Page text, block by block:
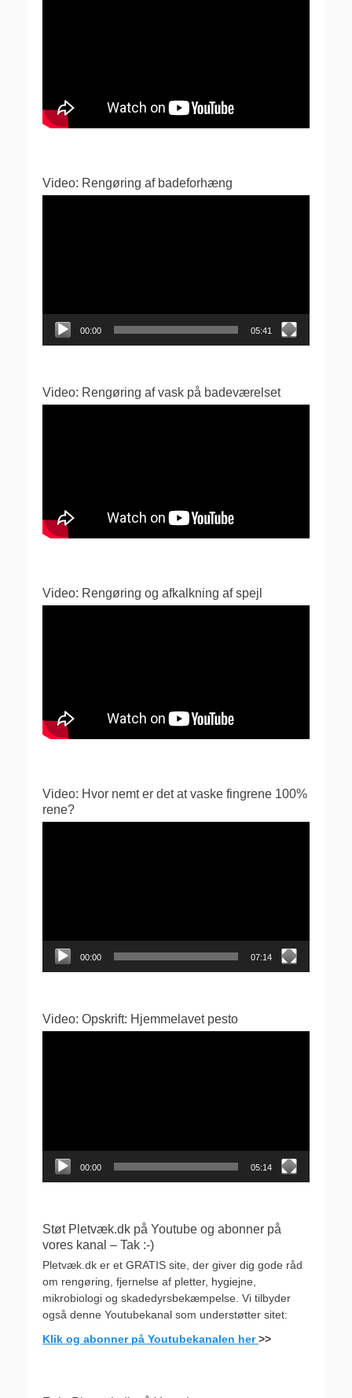
Video: Rengøring af badeforhæng
00:00 05:41
Video: Rengøring af vask på badeværelset
Video: Rengøring og afkalkning af spejl
Video: Hvor nemt er det at vaske fingrene 100%
rene?
00:00 07:14
Video: Opskrift: Hjemmelavet pesto
00:00 05:14
Støt Pletvæk.dk på Youtube og abonner på
vores kanal – Tak :-)
Pletvæk.dk er et GRATIS site, der giver dig gode råd
om rengøring, fjernelse af pletter, hygiejne,
mikrobiologi og skadedyrsbekæmpelse. Vi tilbyder
også denne Youtubekanal som understøtter sitet:
Klik og abonner på Youtubekanalen her>>